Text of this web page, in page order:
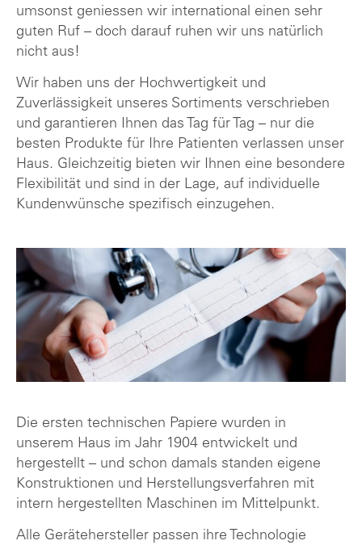
umsonst geniessen wir international einen sehr
guten Ruf – doch darauf ruhen wir uns natürlich
nicht aus!
Wir haben uns der Hochwertigkeit und
Zuverlässigkeit unseres Sortiments verschrieben
und garantieren Ihnen das Tag für Tag – nur die
besten Produkte für Ihre Patienten verlassen unser
Haus. Gleichzeitig bieten wir Ihnen eine besondere
Flexibilität und sind in der Lage, auf individuelle
Kundenwünsche spezifisch einzugehen.
Die ersten technischen Papiere wurden in
unserem Haus im Jahr 1904 entwickelt und
hergestellt – und schon damals standen eigene
Konstruktionen und Herstellungsverfahren mit
intern hergestellten Maschinen im Mittelpunkt.
Alle Gerätehersteller passen ihre Technologie